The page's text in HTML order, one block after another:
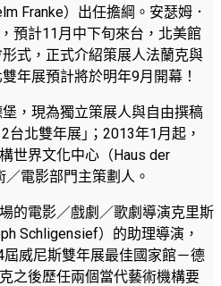
Franke）出任擔綱。安瑟姆．
預計11月中下旬來台，北美館
式，正式介紹策展人法蘭克與
年展預計將於明年9月開幕！
，現為獨立策展人與自由撰稿
台北雙年展｣；2013年1月起，
世界文化中心（Haus der
電影部門主策劃人。
的電影／戲劇／歌劇導演克里斯
Schligensief）的助理導演，
屆威尼斯雙年展最佳國家館－德
之後歷任兩個當代藝術機構要